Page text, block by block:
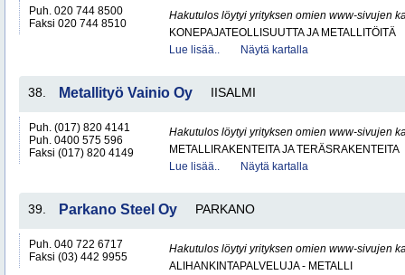
Puh. 020 744 8500
Faksi 020 744 8510
Hakutulos löytyi yrityksen omien www-sivujen
KONEPAJATEOLLISUUTTA JA METALLITÖITÄ
Lue lisää..
Näytä kartalla
38. Metallityö Vainio Oy IISALMI
Puh. (017) 820 4141
Puh. 0400 575 596
Faksi (017) 820 4149
Hakutulos löytyi yrityksen omien www-sivujen
METALLIRAKENTEITA JA TERÄSRAKENTEITA
Lue lisää..
Näytä kartalla
39. Parkano Steel Oy PARKANO
Puh. 040 722 6717
Faksi (03) 442 9955
Hakutulos löytyi yrityksen omien www-sivujen
ALIHANKINTAPALVELUJA - METALLI